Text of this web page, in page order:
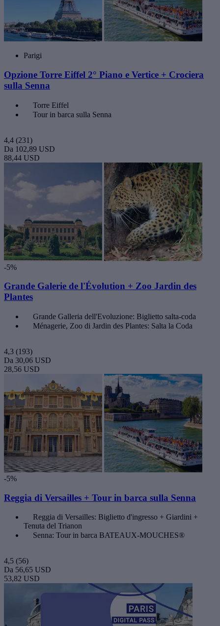
Parigi
Opzione Torre Eiffel 2° Piano e Vertice + Crociera
sulla Senna
Torre Eiffel
Tour in barca sulla Senna
4,4 (231)
Da 102,89 USD
88,44 USD
-5%
Grande Galerie de l'Évolution + Zoo Jardin des
Plantes
Grande Galleria dell'Evoluzione: Biglietto salta-coda
Ménagerie, Zoo di Jardin des Plantes: Salta la Coda
4,3 (193)
Da 30,06 USD
28,56 USD
-5%
Reggia di Versailles + Tour in barca sulla Senna
Reggia di Versailles: Biglietto d'ingresso + Giardini +
Tenuta del Trianon
Senna: Tour in barca BATEAUX-MOUCHES®
4,5 (56)
Da 56,65 USD
53,82 USD